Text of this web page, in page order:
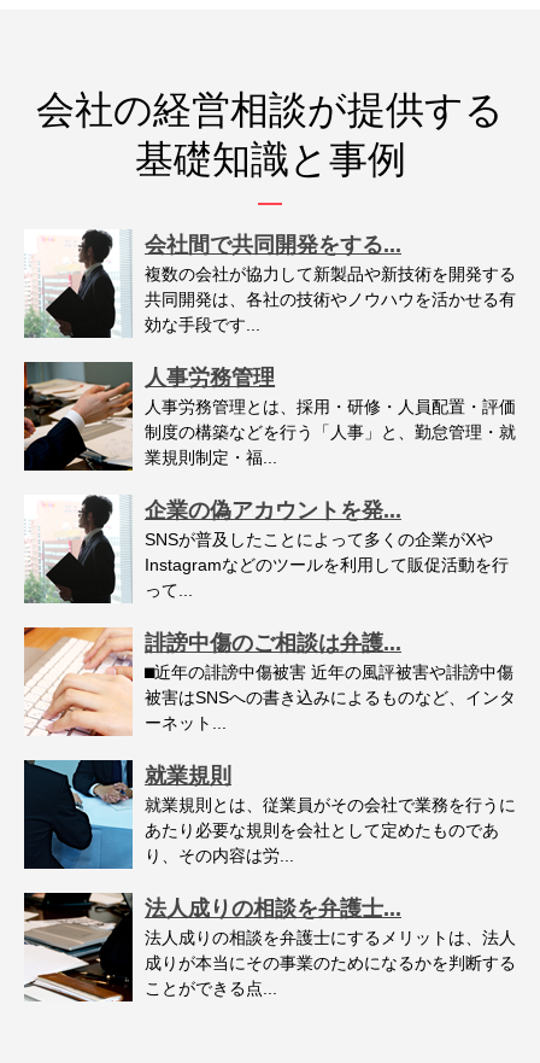
会社の経営相談が提供する
基礎知識と事例
会社間で共同開発をする...
複数の会社が協力して新製品や新技術を開発する
共同開発は、各社の技術やノウハウを活かせる有
効な手段です...
人事労務管理
人事労務管理とは、採用・研修・人員配置・評価
制度の構築などを行う「人事」と、勤怠管理・就
業規則制定・福...
企業の偽アカウントを発...
SNSが普及したことによって多くの企業がXや
Instagramなどのツールを利用して販促活動を行
って...
誹謗中傷のご相談は弁護...
⬛︎近年の誹謗中傷被害 近年の風評被害や誹謗中傷
被害はSNSへの書き込みによるものなど、インタ
ーネット...
就業規則
就業規則とは、従業員がその会社で業務を行うに
あたり必要な規則を会社として定めたものであ
り、その内容は労...
法人成りの相談を弁護士...
法人成りの相談を弁護士にするメリットは、法人
成りが本当にその事業のためになるかを判断する
ことができる点...